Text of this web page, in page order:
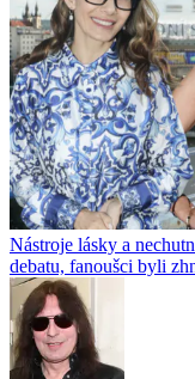
Nástroje lásky a
debatu, fanoušci byli